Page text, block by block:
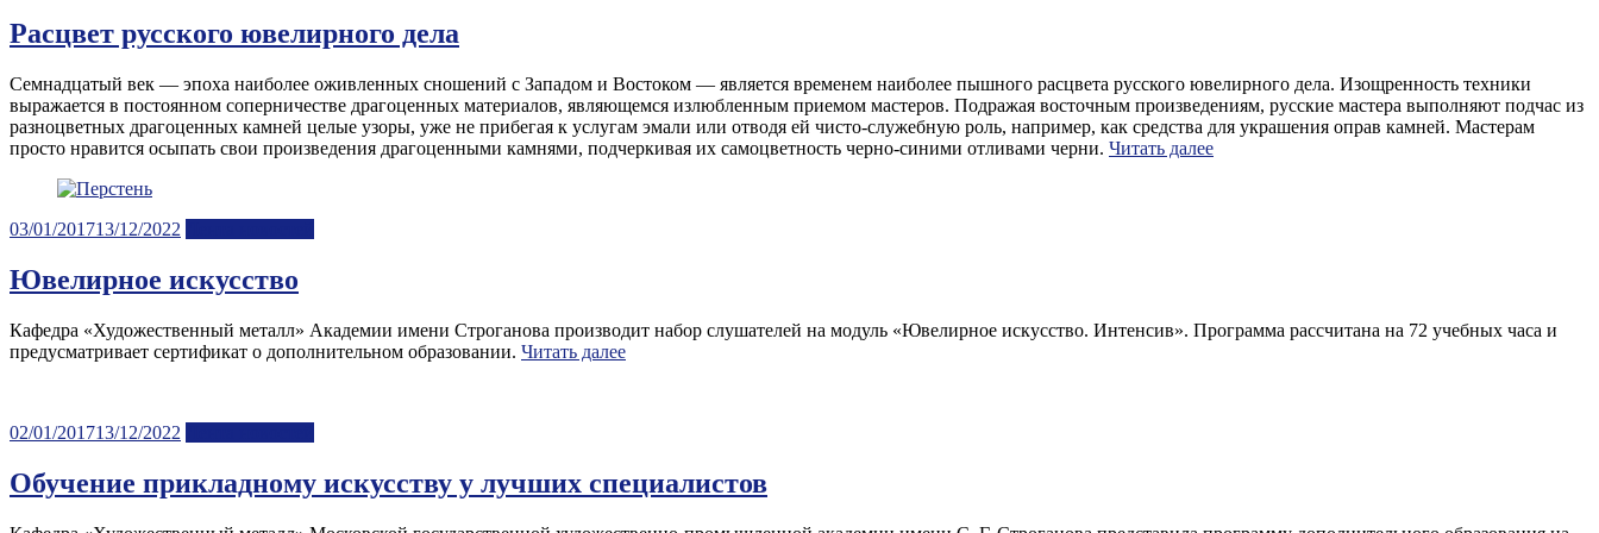
Расцвет русского ювелирного дела
Семнадцатый век — эпоха наиболее оживленных сношений с Западом и Востоком — является временем наиболее пышного расцвета русского ювелирного дела. Изощренность техники
выражается в постоянном соперничестве драгоценных материалов, являющемся излюбленным приемом мастеров. Подражая восточным произведениям, русские мастера выполняют подчас из
разноцветных драгоценных камней целые узоры, уже не прибегая к услугам эмали или отводя ей чисто-служебную роль, например, как средства для украшения оправ камней. Мастерам
просто нравится осыпать свои произведения драгоценными камнями, подчеркивая их самоцветность черно-синими отливами черни. Читать далее
Posted
03/01/201713/12/2022
Ювелирное искусство
Кафедра «Художественный металл» Академии имени Строганова производит набор слушателей на модуль «Ювелирное искусство. Интенсив». Программа рассчитана на 72 учебных часа и
предусматривает сертификат о дополнительном образовании. Читать далее
Posted
02/01/201713/12/2022
Обучение прикладному искусству у лучших специалистов